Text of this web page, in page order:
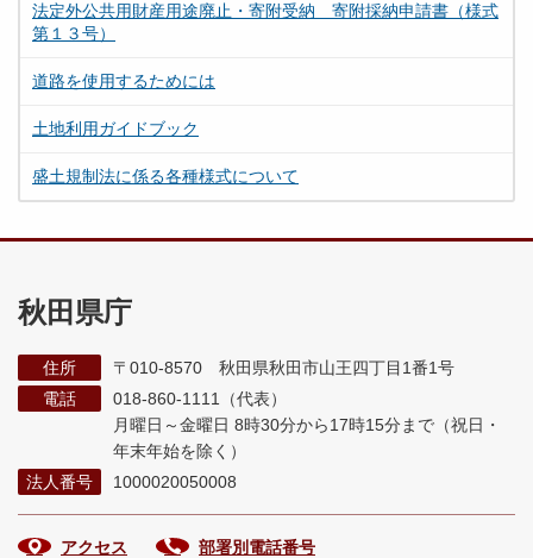
法定外公共用財産用途廃止・寄附受納 寄附採納申請書（様式
第１３号）
道路を使用するためには
土地利用ガイドブック
盛土規制法に係る各種様式について
秋田県庁
住所
〒010-8570 秋田県秋田市山王四丁目1番1号
電話
018-860-1111（代表）
月曜日～金曜日 8時30分から17時15分まで （祝日・
年末年始を除く）
法人番号
1000020050008
アクセス 部署別電話番号